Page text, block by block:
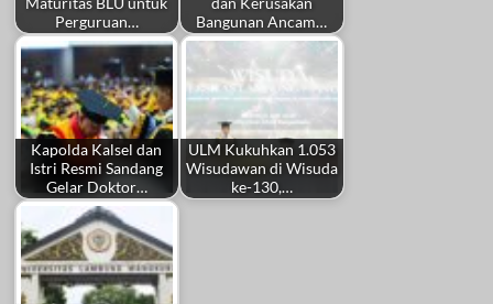
Perguruan…
Bangunan Ancam…
Kapolda Kalsel dan
Istri Resmi Sandang
Gelar Doktor…
ULM Kukuhkan 1.053
Wisudawan di Wisuda
ke-130,…